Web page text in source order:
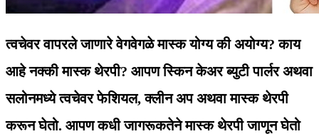
त्वचेवर वापरले जाणारे वेगवेगळे मास्क योग्य की अयोग्य? काय
आहे नक्की मास्क थेरपी? आपण स्किन केअर ब्युटी पार्लर अथवा
सलोनमध्ये त्वचेवर फेशियल, क्‍लीन अप अथवा मास्क थेरपी
करून घेतो. आपण कधी जागरूकतेने मास्क थेरपी जाणून घेतो